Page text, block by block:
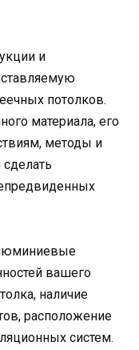
и
потолков.
материала, его
методы и
вашего
наличие
расположение
систем.